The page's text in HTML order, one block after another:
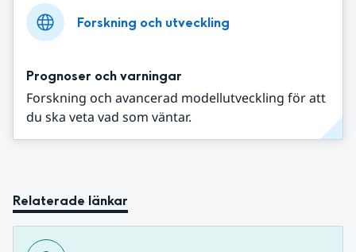
Forskning och utveckling
Prognoser och varningar
Forskning och avancerad modellutveckling för att
du ska veta vad som väntar.
Relaterade länkar